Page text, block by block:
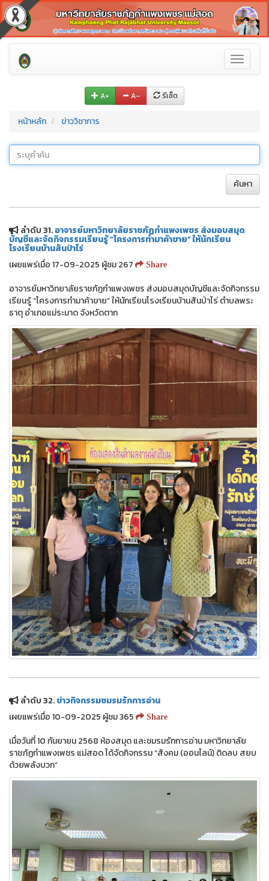
Toggle
A+ A– รีเซ็ต
หน้าหลัก ข่าววิชาการ
ค้นหา
ลำดับ 31.อาจารย์มหาวิทยาลัยราชภัฏกำแพงเพชร ส่งมอบสมุด
บัญชีและจัดกิจกรรมเรียนรู้ “โครงการทำมาค้าขาย” ให้นักเรียน
โรงเรียนบ้านสันป่าไร่
เผยแพร่เมื่อ 17-09-2025 ผู้ชม 267
Share
อาจารย์มหาวิทยาลัยราชภัฏกำแพงเพชร ส่งมอบสมุดบัญชีและจัดกิจกรรม
เรียนรู้ “โครงการทำมาค้าขาย” ให้นักเรียนโรงเรียนบ้านสันป่าไร่ ตำบลพระ
ธาตุ อำเภอแม่ระมาด จังหวัดตาก
ลำดับ 32.ข่าวกิจกรรมชมรมรักการอ่าน
เผยแพร่เมื่อ 10-09-2025 ผู้ชม 365
Share
เมื่อวันที่ 10 กันยายน 2568 ห้องสมุด และชมรมรักการอ่าน มหาวิทยาลัย
ราชภัฏกำแพงเพชร แม่สอด ได้จัดกิจกรรม “สังคม (ออนไลน์) ติดลบ สยบ
ด้วยพลังบวก”